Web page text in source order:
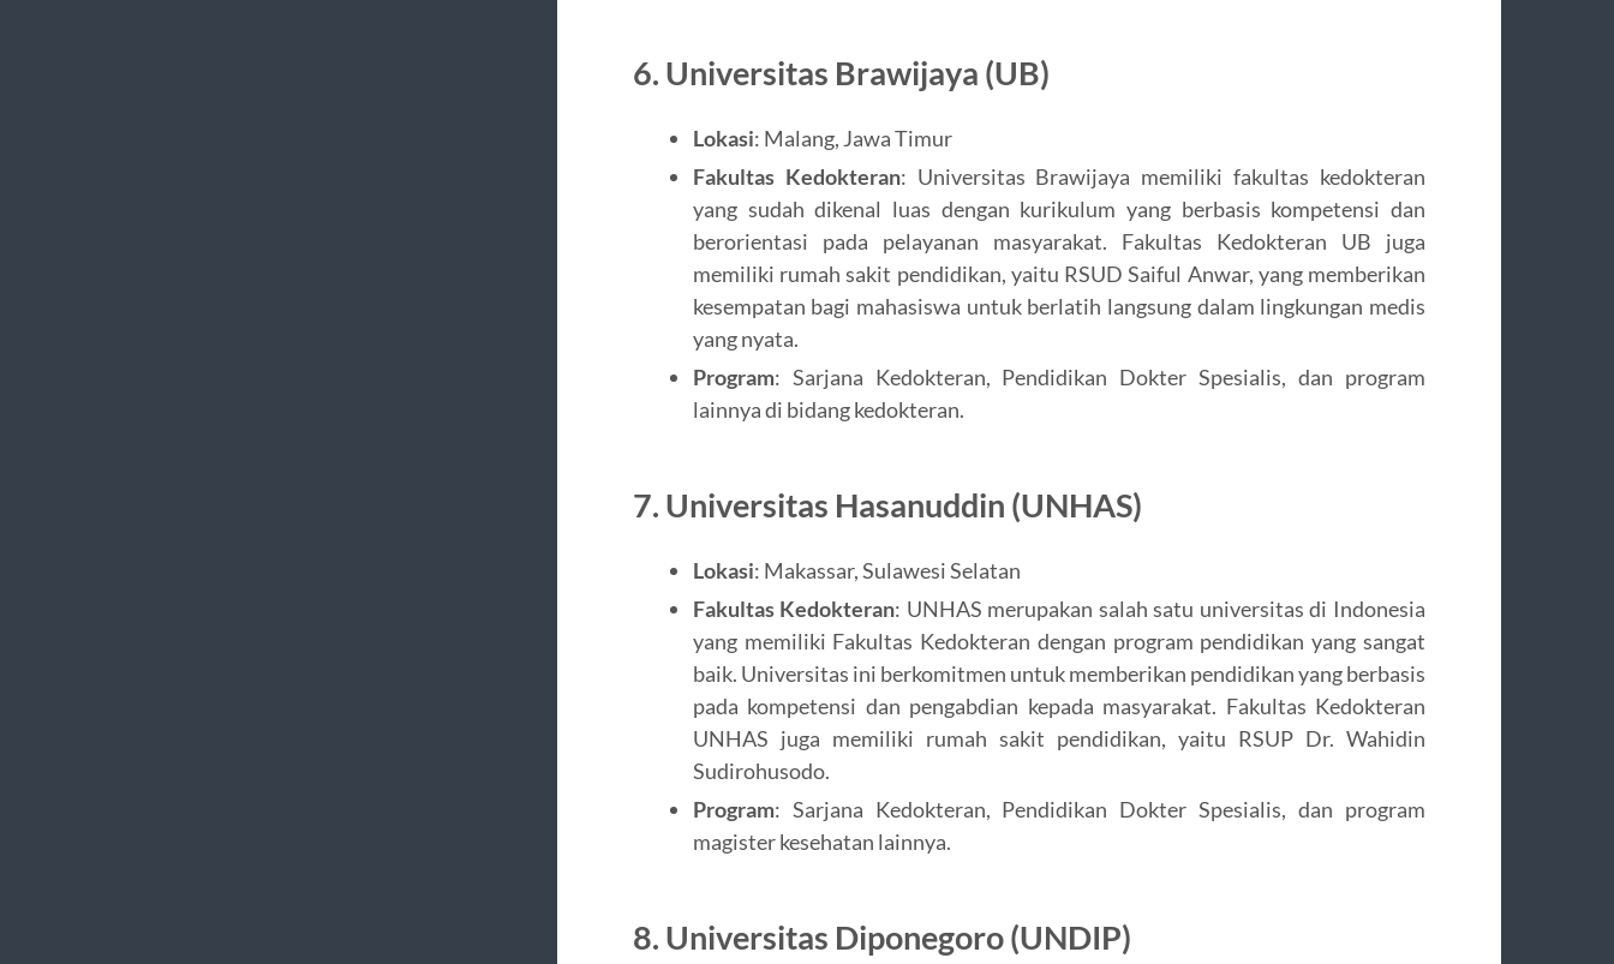
6. Universitas Brawijaya (UB)
Lokasi: Malang, Jawa Timur
Fakultas Kedokteran: Universitas Brawijaya memiliki fakultas kedokteran
yang sudah dikenal luas dengan kurikulum yang berbasis kompetensi dan
berorientasi pada pelayanan masyarakat. Fakultas Kedokteran UB juga
memiliki rumah sakit pendidikan, yaitu RSUD Saiful Anwar, yang memberikan
kesempatan bagi mahasiswa untuk berlatih langsung dalam lingkungan medis
yang nyata.
Program: Sarjana Kedokteran, Pendidikan Dokter Spesialis, dan program
lainnya di bidang kedokteran.
7. Universitas Hasanuddin (UNHAS)
Lokasi: Makassar, Sulawesi Selatan
Fakultas Kedokteran: UNHAS merupakan salah satu universitas di Indonesia
yang memiliki Fakultas Kedokteran dengan program pendidikan yang sangat
baik. Universitas ini berkomitmen untuk memberikan pendidikan yang berbasis
pada kompetensi dan pengabdian kepada masyarakat. Fakultas Kedokteran
UNHAS juga memiliki rumah sakit pendidikan, yaitu RSUP Dr. Wahidin
Sudirohusodo.
Program: Sarjana Kedokteran, Pendidikan Dokter Spesialis, dan program
magister kesehatan lainnya.
8. Universitas Diponegoro (UNDIP)